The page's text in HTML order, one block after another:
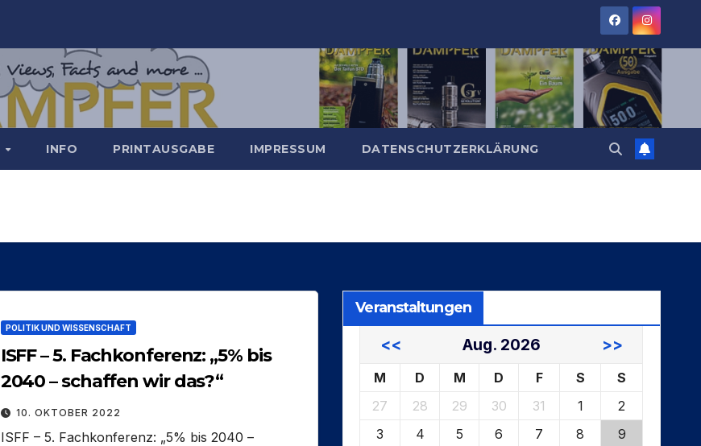
INFO PRINTAUSGABE IMPRESSUM DATENSCHUTZERKLÄRUNG
POLITIK UND WISSENSCHAFT
ISFF – 5. Fachkonferenz: „5% bis
2040 – schaffen wir das?“
10. OKTOBER 2022
ISFF – 5. Fachkonferenz: „5% bis 2040 –
Veranstaltungen
<< Aug. 2026 >>
M D M D F S
S
27
28 29 30 31 1
2
3
4 5 6 7 8
9